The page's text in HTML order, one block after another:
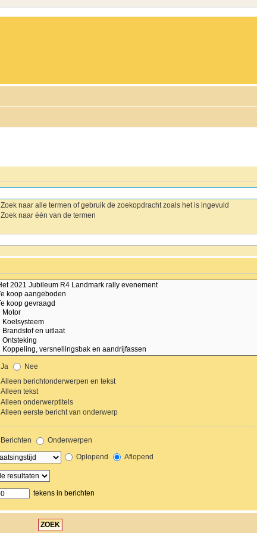
Zoek naar alle termen of gebruik de zoekopdracht zoals het is ingevuld
Zoek naar één van de termen
Ja
Nee
Alleen berichtonderwerpen en tekst
Alleen tekst
Alleen onderwerptitels
Alleen eerste bericht van onderwerp
Berichten
Onderwerpen
Oplopend Aflopend
tekens in berichten